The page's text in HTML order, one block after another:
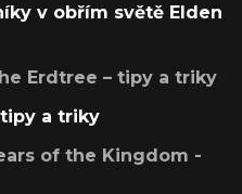
v obřím světě Elden
Erdtree – tipy a triky
a triky
of the Kingdom -